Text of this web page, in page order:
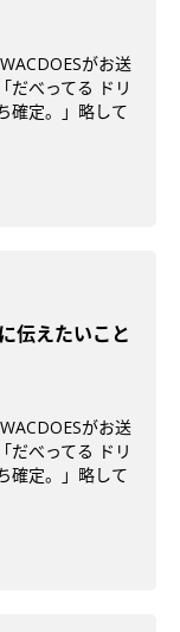
がお送
だべってる ドリ
確定。」略して
伝えたいこと
がお送
だべってる ドリ
確定。」略して